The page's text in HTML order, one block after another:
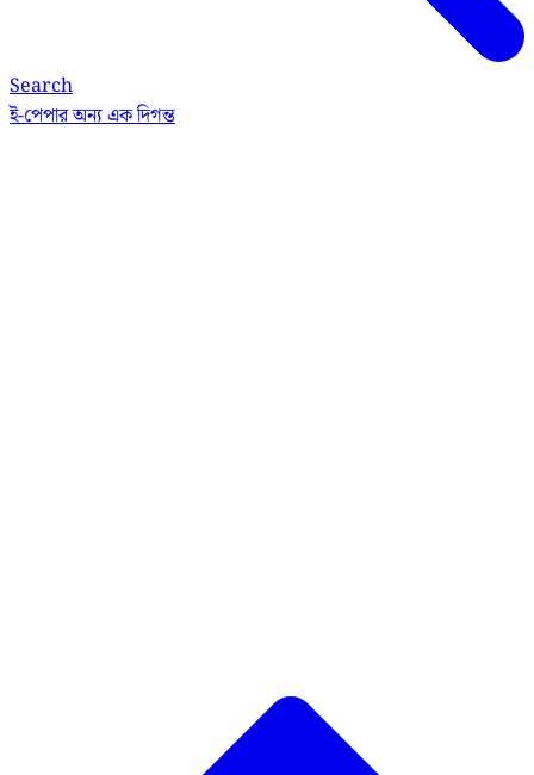
Search
ই-পেপারঅন্য এক দিগন্ত